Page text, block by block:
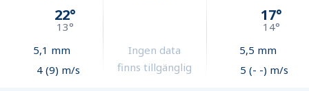
22°
13°
5,1 mm
4 (9) m/s
Ingen data
finns tillgänglig
17°
14°
5,5 mm
5 (- -) m/s